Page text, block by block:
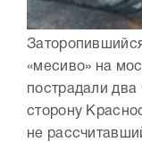
«месиво» на
пострадали два
сторону
не